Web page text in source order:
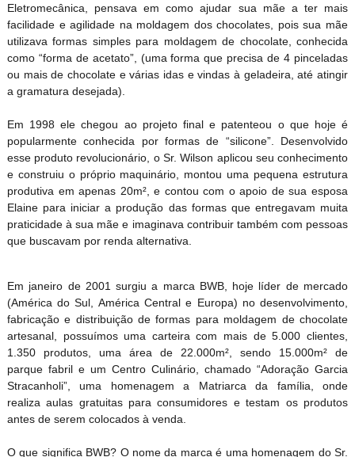
Eletromecânica, pensava em como ajudar sua mãe a ter mais
facilidade e agilidade na moldagem dos chocolates, pois sua mãe
utilizava formas simples para moldagem de chocolate, conhecida
como “forma de acetato”, (uma forma que precisa de 4 pinceladas
ou mais de chocolate e várias idas e vindas à geladeira, até atingir
a gramatura desejada).
Em 1998 ele chegou ao projeto final e patenteou o que hoje é
popularmente conhecida por formas de “silicone”. Desenvolvido
esse produto revolucionário, o Sr. Wilson aplicou seu conhecimento
e construiu o próprio maquinário, montou uma pequena estrutura
produtiva em apenas 20m², e contou com o apoio de sua esposa
Elaine para iniciar a produção das formas que entregavam muita
praticidade à sua mãe e imaginava contribuir também com pessoas
que buscavam por renda alternativa.
Em janeiro de 2001 surgiu a marca BWB, hoje líder de mercado
(América do Sul, América Central e Europa) no desenvolvimento,
fabricação e distribuição de formas para moldagem de chocolate
artesanal, possuímos uma carteira com mais de 5.000 clientes,
1.350 produtos, uma área de 22.000m², sendo 15.000m² de
parque fabril e um Centro Culinário, chamado “Adoração Garcia
Stracanholi”, uma homenagem a Matriarca da família, onde
realiza aulas gratuitas para consumidores e testam os produtos
antes de serem colocados à venda.
O que significa BWB? O nome da marca é uma homenagem do Sr.